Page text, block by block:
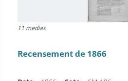
11 medias
Recensement de 1866